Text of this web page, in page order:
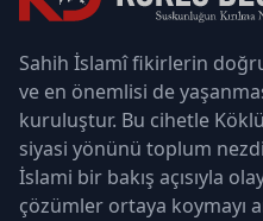
Sahih İslamî fikirlerin doğru
ve en önemlisi de
kuruluştur. Bu cihetle
siyasi yönünü toplum
İslami bir bakış açısıyla
çözümler ortaya koymayı